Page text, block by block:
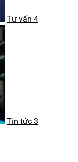
Tư vấn 4
Tin tức 3